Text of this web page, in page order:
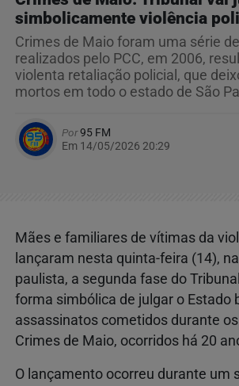
simbolicamente violência
Crimes de Maio foram uma série
realizados pelo PCC, em 2006,
violenta retaliação policial, que
mortos em todo o estado de São
Por95 FM
Em 14/05/2026 20:29
Mães e familiares de vítimas da
lançaram nesta quinta-feira (14),
paulista, a segunda fase do
forma simbólica de julgar o Estado
assassinatos cometidos durante
Crimes de Maio, ocorridos há 20
O lançamento ocorreu durante um